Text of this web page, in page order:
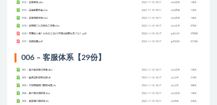
006 – 客服体系【29份】